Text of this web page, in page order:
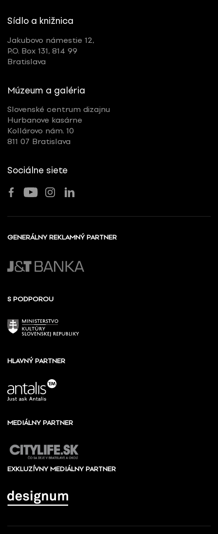
Sídlo a knižnica
Jakubovo námestie 12,
P.O. Box 131, 814 99
Bratislava
Múzeum a galéria
Slovenské centrum dizajnu
Hurbanove kasárne
Kollárovo nám. 10
811 07 Bratislava
Sociálne siete
GENERÁLNY REKLAMNÝ PARTNER
S PODPOROU
HLAVNÝ PARTNER
MEDIÁLNY PARTNER
EXKLUZÍVNY MEDIÁLNY PARTNER